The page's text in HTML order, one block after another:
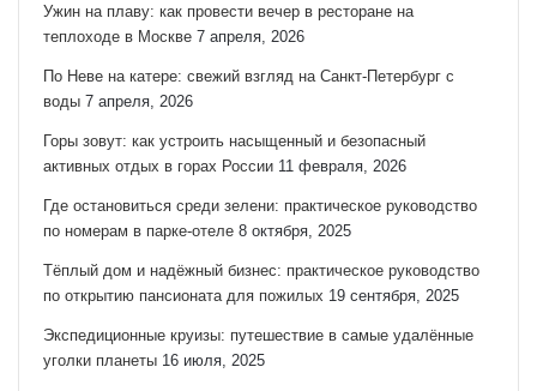
Ужин на плаву: как провести вечер в ресторане на
теплоходе в Москве 7 апреля, 2026
По Неве на катере: свежий взгляд на Санкт‑Петербург с
воды 7 апреля, 2026
Горы зовут: как устроить насыщенный и безопасный
активных отдых в горах России 11 февраля, 2026
Где остановиться среди зелени: практическое руководство
по номерам в парке-отеле 8 октября, 2025
Тёплый дом и надёжный бизнес: практическое руководство
по открытию пансионата для пожилых 19 сентября, 2025
Экспедиционные круизы: путешествие в самые удалённые
уголки планеты 16 июля, 2025